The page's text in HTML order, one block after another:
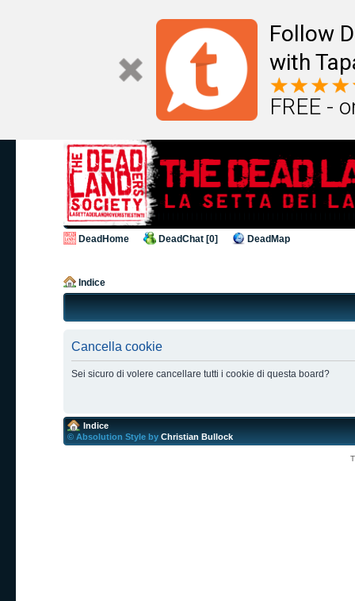
Follow
with
FREE -
DeadHome DeadChat [0] DeadMap
Indice
Cancella cookie
Sei sicuro di volere cancellare tutti i cookie di questa board?
Indice
© Absolution Style by Christian Bullock